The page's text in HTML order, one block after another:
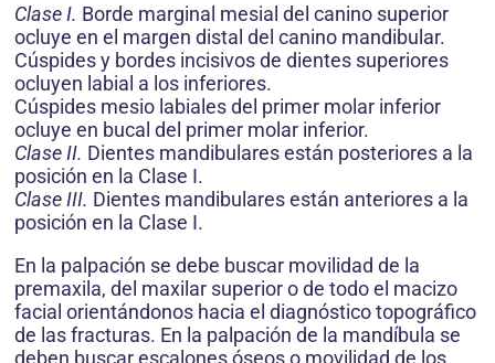
Clase I. Borde marginal mesial del canino superior
ocluye en el margen distal del canino mandibular.
Cúspides y bordes incisivos de dientes superiores
ocluyen labial a los inferiores.
Cúspides mesio labiales del primer molar inferior
ocluye en bucal del primer molar inferior.
Clase II. Dientes mandibulares están posteriores a la
posición en la Clase I.
Clase III. Dientes mandibulares están anteriores a la
posición en la Clase I.
En la palpación se debe buscar movilidad de la
premaxila, del maxilar superior o de todo el macizo
facial orientándonos hacia el diagnóstico topográfico
de las fracturas. En la palpación de la mandíbula se
deben buscar escalones óseos o movilidad de los